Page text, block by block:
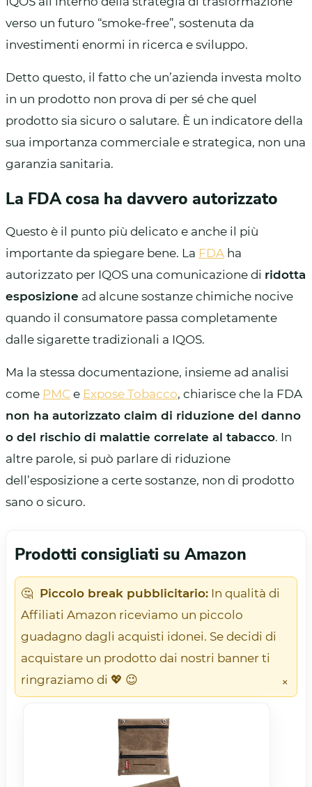
verso un futuro “smoke-free”, sostenuta da
investimenti enormi in ricerca e sviluppo.
Detto questo, il fatto che un’azienda investa molto
in un prodotto non prova di per sé che quel
prodotto sia sicuro o salutare. È un indicatore della
sua importanza commerciale e strategica, non una
garanzia sanitaria.
La FDA cosa ha davvero autorizzato
Questo è il punto più delicato e anche il più
importante da spiegare bene. La FDA ha
autorizzato per IQOS una comunicazione di ridotta
esposizione ad alcune sostanze chimiche nocive
quando il consumatore passa completamente
dalle sigarette tradizionali a IQOS.
Ma la stessa documentazione, insieme ad analisi
come PMC e Expose Tobacco, chiarisce che la FDA
non ha autorizzato claim di riduzione del danno
o del rischio di malattie correlate al tabacco. In
altre parole, si può parlare di riduzione
dell’esposizione a certe sostanze, non di prodotto
sano o sicuro.
Prodotti consigliati su Amazon
🤔 Piccolo break pubblicitario: In qualità di
Affiliati Amazon riceviamo un piccolo
guadagno dagli acquisti idonei. Se decidi di
acquistare un prodotto dai nostri banner ti
ringraziamo di 💖 😉
×